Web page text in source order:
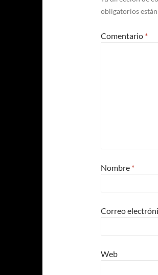
obligatorios
Comentario *
Nombre *
Correo
Web